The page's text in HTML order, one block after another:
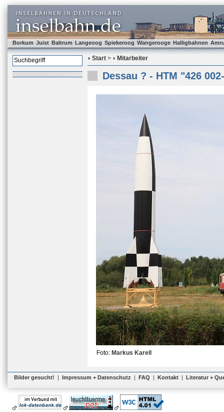
Borkum Juist Baltrum Langeoog Spiekeroog Wangerooge Halligbahnen
Start > Mitarbeiter
Dessau ? - HTM "426
Foto: Markus Karell
Bilder gesucht! | Impressum + Datenschutz | FAQ | Kontakt | Literatur +